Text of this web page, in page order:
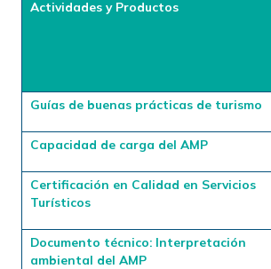
Actividades y Productos
Guías de buenas prácticas de turismo
Capacidad de carga del AMP
Certificación en Calidad en Servicios
Turísticos
Documento técnico: Interpretación
ambiental del AMP